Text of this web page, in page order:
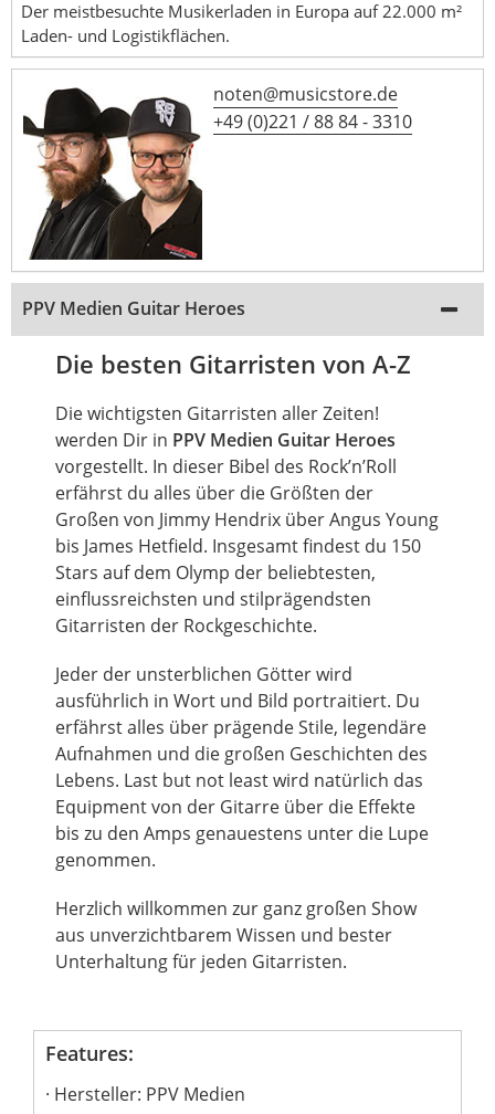
Der meistbesuchte Musikerladen in Europa auf 22.000 m²
Laden- und Logistikflächen.
noten@musicstore.de
+49 (0)221 / 88 84 - 3310
PPV Medien Guitar Heroes
Die besten Gitarristen von A-Z
Die wichtigsten Gitarristen aller Zeiten!
werden Dir in PPV Medien Guitar Heroes
vorgestellt. In dieser Bibel des Rock’n’Roll
erfährst du alles über die Größten der
Großen von Jimmy Hendrix über Angus Young
bis James Hetfield. Insgesamt findest du 150
Stars auf dem Olymp der beliebtesten,
einflussreichsten und stilprägendsten
Gitarristen der Rockgeschichte.
Jeder der unsterblichen Götter wird
ausführlich in Wort und Bild portraitiert. Du
erfährst alles über prägende Stile, legendäre
Aufnahmen und die großen Geschichten des
Lebens. Last but not least wird natürlich das
Equipment von der Gitarre über die Effekte
bis zu den Amps genauestens unter die Lupe
genommen.
Herzlich willkommen zur ganz großen Show
aus unverzichtbarem Wissen und bester
Unterhaltung für jeden Gitarristen.
Features:
Hersteller: PPV Medien